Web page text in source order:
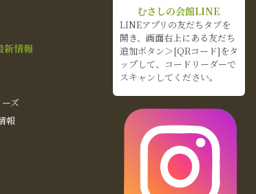
新情報
ズ
報
むさしの会館LINE
LINEアプリの友だちタブを
開き、画面右上にある友だち
追加ボタン＞[QRコード]をタ
ップして、コードリーダーで
スキャンしてください。